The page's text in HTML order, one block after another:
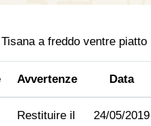
a freddo ventre piatto
Avvertenze Data
Restituire il
24/05/2019